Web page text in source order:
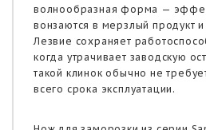
волнообразная форма —
вонзаются в мерзлый продукт и
Лезвие сохраняет
когда утрачивает заводскую
такой клинок обычно не
всего срока эксплуатации.